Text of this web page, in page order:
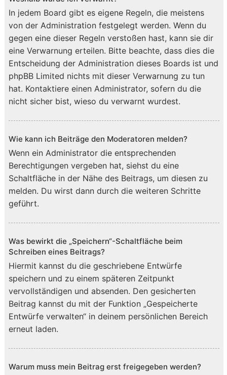
In jedem Board gibt es eigene Regeln, die meistens
von der Administration festgelegt werden. Wenn du
gegen eine dieser Regeln verstoßen hast, kann sie dir
eine Verwarnung erteilen. Bitte beachte, dass dies die
Entscheidung der Administration dieses Boards ist und
phpBB Limited nichts mit dieser Verwarnung zu tun
hat. Kontaktiere einen Administrator, sofern du die
nicht sicher bist, wieso du verwarnt wurdest.
Wie kann ich Beiträge den Moderatoren melden?
Wenn ein Administrator die entsprechenden
Berechtigungen vergeben hat, siehst du eine
Schaltfläche in der Nähe des Beitrags, um diesen zu
melden. Du wirst dann durch die weiteren Schritte
geführt.
Was bewirkt die „Speichern“-Schaltfläche beim
Schreiben eines Beitrags?
Hiermit kannst du die geschriebene Entwürfe
speichern und zu einem späteren Zeitpunkt
vervollständigen und absenden. Den gesicherten
Beitrag kannst du mit der Funktion „Gespeicherte
Entwürfe verwalten“ in deinem persönlichen Bereich
erneut laden.
Warum muss mein Beitrag erst freigegeben werden?